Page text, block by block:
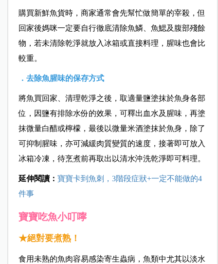
購買新鮮魚貨時，商家通常會先幫忙做簡單的宰殺，但
回家後媽咪一定要自行徹底清除魚鱗、魚鰓及腹部殘餘
物，若未清除乾淨就放入冰箱或直接料理，腥味也會比
較重。
．去除魚腥味的保存方式
將魚買回家、清理乾淨之後，取適量鹽塗抹於魚身各部
位，因鹽有排除水份的效果，可釋出血水及腥味，再塗
抹微量白醋或檸檬，最後以微量米酒塗抹於魚身，除了
可抑制腥味，亦可減緩肉質變質的速度，接著即可放入
冰箱冷凍，待烹煮前再取出以清水沖洗乾淨即可料理。
延伸閱讀： 寶寶卡到魚刺，3階段症狀+一定不能做的4
件事
寶寶吃魚小叮嚀
★絕對要煮熟！
食用未熟的魚肉容易感染寄生蟲病，魚類中尤其以淡水